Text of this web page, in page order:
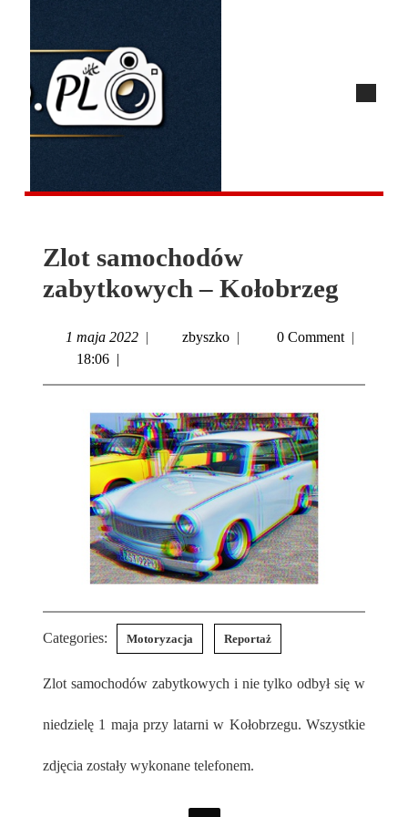
Zlot samochodów
zabytkowych – Kołobrzeg
1 maja 2022 | zbyszko | 0 Comment |
18:06 |
Categories: Motoryzacja Reportaż
Zlot samochodów zabytkowych i nie tylko odbył się w
niedzielę 1 maja przy latarni w Kołobrzegu. Wszystkie
zdjęcia zostały wykonane telefonem.